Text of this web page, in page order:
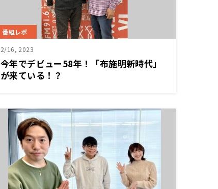
番組レポ
2/16, 2023
今年でデビュー58年！「布施明新時代」
が来ている！？